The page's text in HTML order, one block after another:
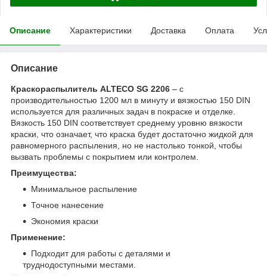
Описание Характеристики Доставка Оплата
Описание
Краскораспылитель ALTECO SG 2206 – с
производительностью 1200 мл в минуту и вязкостью 150 DIN
используется для различных задач в покраске и отделке.
Вязкость 150 DIN соответствует среднему уровню вязкости
краски, что означает, что краска будет достаточно жидкой для
равномерного распыления, но не настолько тонкой, чтобы
вызвать проблемы с покрытием или контролем.
Преимущества:
Минимальное распыление
Точное нанесение
Экономия краски
Применение:
Подходит для работы с деталями и
труднодоступными местами.